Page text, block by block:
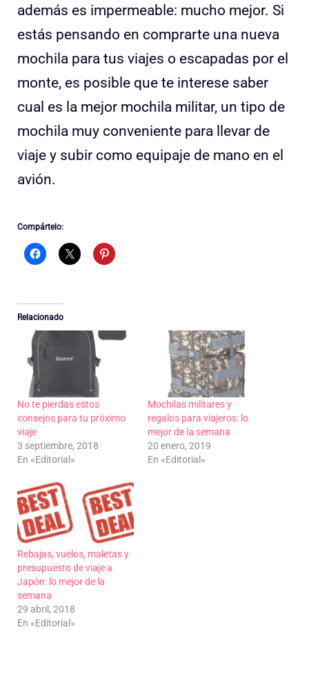
además es impermeable: mucho mejor. Si
estás pensando en comprarte una nueva
mochila para tus viajes o escapadas por el
monte, es posible que te interese saber
cual es la mejor mochila militar, un tipo de
mochila muy conveniente para llevar de
viaje y subir como equipaje de mano en el
avión.
Compártelo:
Relacionado
No te pierdas estos
consejos para tu próximo
viaje
3 septiembre, 2018
En «Editorial»
Mochilas militares y
regalos para viajeros: lo
mejor de la semana
20 enero, 2019
En «Editorial»
Rebajas, vuelos, maletas y
presupuesto de viaje a
Japón: lo mejor de la
semana
29 abril, 2018
En «Editorial»